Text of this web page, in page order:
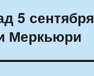
5 сентября
Меркьюри